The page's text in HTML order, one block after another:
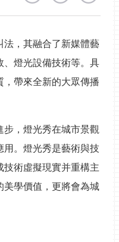
法，其融合了新媒體藝
、燈光設備技術等。具
，帶來全新的大眾傳播
步，燈光秀在城市景觀
用。燈光秀是藝術與技
技術虛擬現實并重構主
美學價值，更將會為城